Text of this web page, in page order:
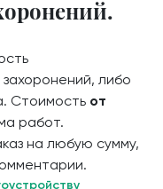
либо
Стоимость от
работ.
на любую сумму,